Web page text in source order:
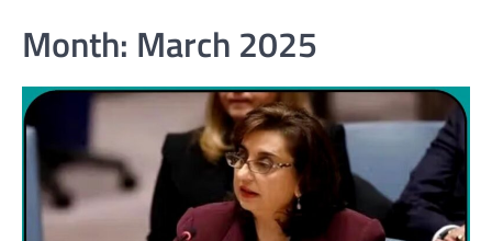
Month: March 2025